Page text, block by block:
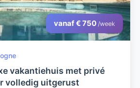
vanaf € 750 /week
vakantiehuis met privé
volledig uitgerust